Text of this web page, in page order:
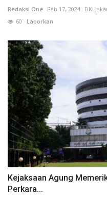
Redaksi One Feb 17, 2024 DKI
60 Laporkan
Kejaksaan Agung
Perkara...